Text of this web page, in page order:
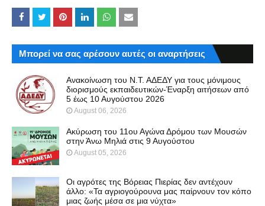
Μπορεί να σας αρέσουν αυτές οι αναρτήσεις
Ανακοίνωση του Ν.Τ. ΑΔΕΔΥ για τους μόνιμους
διορισμούς εκπαιδευτικών-Έναρξη αιτήσεων από
5 έως 10 Αυγούστου 2026
August 06, 2026
Ακύρωση του 11ου Αγώνα Δρόμου των Μουσών
στην Άνω Μηλιά στις 9 Αυγούστου
August 05, 2026
Οι αγρότες της Βόρειας Πιερίας δεν αντέχουν
άλλο: «Τα αγριογούρουνα μας παίρνουν τον κόπο
μιας ζωής μέσα σε μια νύχτα»